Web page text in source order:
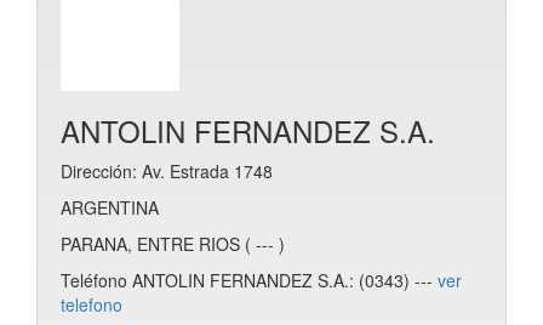
ANTOLIN FERNANDEZ S.A.
Dirección: Av. Estrada 1748
ARGENTINA
PARANA, ENTRE RIOS ( --- )
Teléfono ANTOLIN FERNANDEZ S.A.: (0343) --- ver
telefono